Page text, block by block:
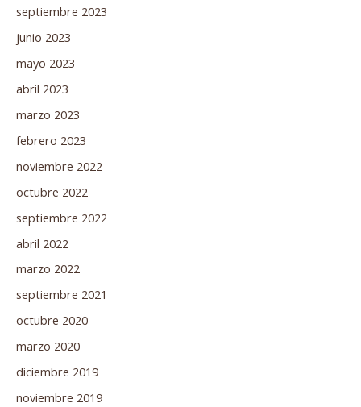
septiembre 2023
junio 2023
mayo 2023
abril 2023
marzo 2023
febrero 2023
noviembre 2022
octubre 2022
septiembre 2022
abril 2022
marzo 2022
septiembre 2021
octubre 2020
marzo 2020
diciembre 2019
noviembre 2019